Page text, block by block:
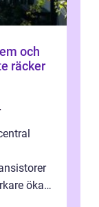
räcker
öka